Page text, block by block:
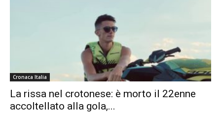
Cronaca Italia
La rissa nel crotonese: è morto il 22enne
accoltellato alla gola,...